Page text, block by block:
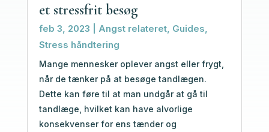
et stressfrit besøg
feb 3, 2023 Angst relateret, Guides
Stress håndtering
Mange mennesker oplever angst eller frygt,
når de tænker på at besøge tandlægen.
Dette kan føre til at man undgår at gå til
tandlæge, hvilket kan have alvorlige
konsekvenser for ens tænder og